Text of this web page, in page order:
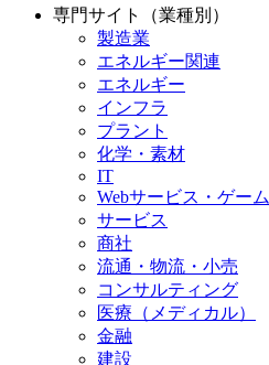
専門サイト（業種別）
製造業
エネルギー関連
エネルギー
インフラ
プラント
化学・素材
IT
Webサービス・ゲーム
サービス
商社
流通・物流・小売
コンサルティング
医療（メディカル）
金融
建設